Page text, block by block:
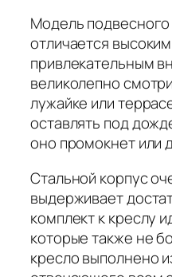
Модель подвесного
отличается
привлекательным
великолепно
лужайке или
оставлять под
оно промокнет или
Стальной корпус
выдерживает
комплект к креслу
которые также не
кресло выполнено